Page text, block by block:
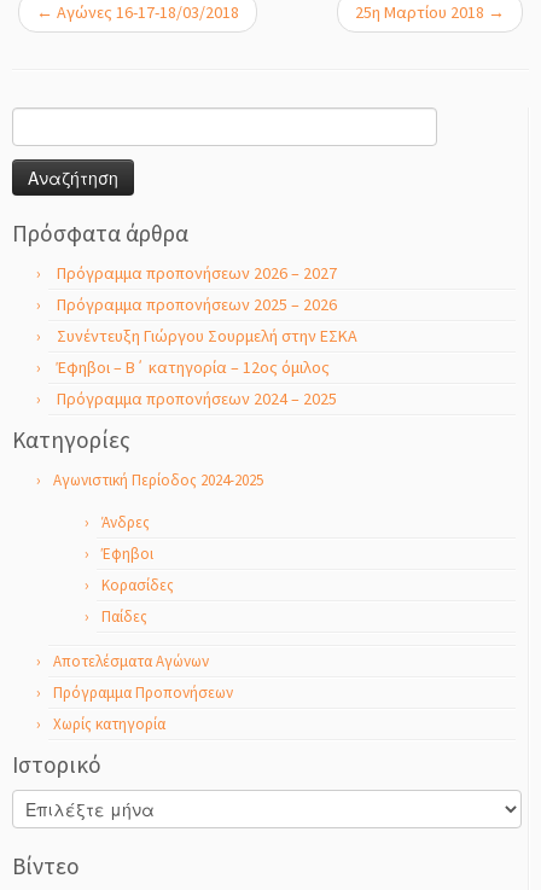
← Αγώνες 16-17-18/03/2018 25η Μαρτίου 2018 →
για:
Πρόσφατα άρθρα
Πρόγραμμα προπονήσεων 2026 – 2027
Πρόγραμμα προπονήσεων 2025 – 2026
Συνέντευξη Γιώργου Σουρμελή στην ΕΣΚΑ
Έφηβοι – Β΄ κατηγορία – 12ος όμιλος
Πρόγραμμα προπονήσεων 2024 – 2025
Kατηγορίες
Αγωνιστική Περίοδος 2024-2025
Άνδρες
Έφηβοι
Κορασίδες
Παίδες
Αποτελέσματα Αγώνων
Πρόγραμμα Προπονήσεων
Χωρίς κατηγορία
Ιστορικό
Ιστορικό
Βίντεο